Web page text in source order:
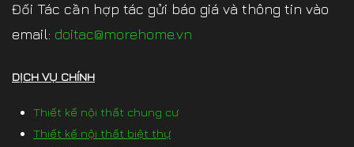
Đối Tác cần hợp tác gửi báo giá và thông tin vào
email: doitac@morehome.vn
DỊCH VỤ CHÍNH
Thiết kế nội thất chung cư
Thiết kế nội thất biệt thự